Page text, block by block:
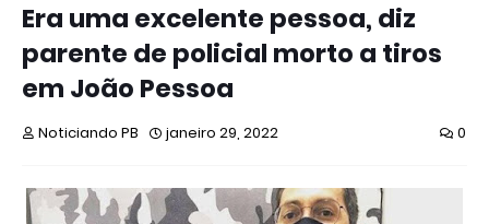
Era uma excelente pessoa, diz
parente de policial morto a tiros
em João Pessoa
Noticiando PB janeiro 29, 2022 0